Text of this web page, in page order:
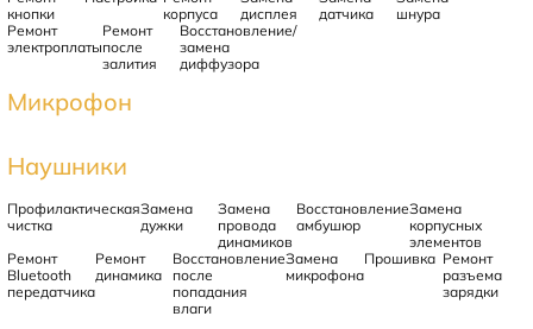
кнопки
корпуса
дисплея
датчика
шнура
Ремонт
электроплаты
Ремонт
после
залития
Восстановление/
замена
диффузора
Микрофон
Наушники
Профилактическая
чистка
Замена
дужки
Замена
провода
динамиков
Восстановление
амбушюр
Замена
корпусных
элементов
Ремонт
Bluetooth
передатчика
Ремонт
динамика
Восстановление
после
попадания
влаги
Замена
микрофона
Прошивка Ремонт
разъема
зарядки